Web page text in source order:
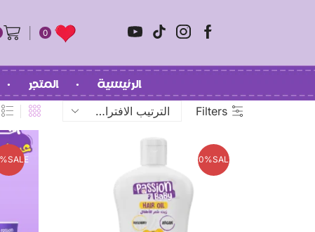
0
الرئيسية المتجر
Filters
SALE
20%
SALE